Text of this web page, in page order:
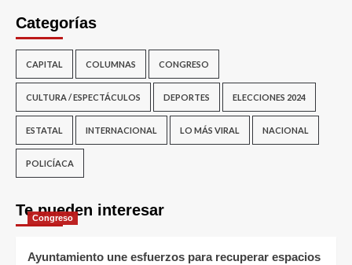
Categorías
CAPITAL COLUMNAS CONGRESO
CULTURA / ESPECTÁCULOS DEPORTES ELECCIONES 2024
ESTATAL INTERNACIONAL LO MÁS VIRAL NACIONAL
POLICÍACA
Te pueden interesar
Congreso
Ayuntamiento une esfuerzos para recuperar espacios